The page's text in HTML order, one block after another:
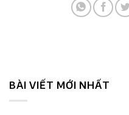
BÀI VIẾT MỚI NHẤT